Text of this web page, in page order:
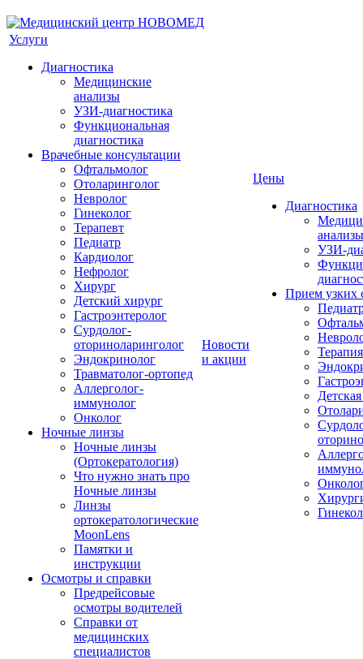
Услуги
Диагностика
Медицинские
анализы
УЗИ-диагностика
Функциональная
диагностика
Врачебные консультации
Офтальмолог
Отоларинголог
Невролог
Гинеколог
Терапевт
Педиатр
Кардиолог
Нефролог
Хирург
Детский хирург
Гастроэнтеролог
Сурдолог-
оториноларинголог
Эндокринолог
Травматолог-ортопед
Аллерголог-
иммунолог
Онколог
Ночные линзы
Ночные линзы
(Ортокератология)
Что нужно знать про
Ночные линзы
Линзы
ортокератологические
MoonLens
Памятки и
инструкции
Осмотры и справки
Предрейсовые
осмотры водителей
Справки от
медицинских
специалистов
Новости
и акции
Цены
Диагностика
анализы
УЗИ-
Прием узких
Терапия